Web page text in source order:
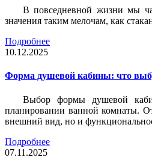
В повседневной жизни мы
значения таким мелочам, как
Подробнее
10.12.2025
Форма душевой кабины: что
Выбор формы душевой
планировании ванной комнаты.
внешний вид, но и
Подробнее
07.11.2025